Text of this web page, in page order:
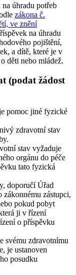
úhradu potřeb
zákona č.
ve znění
na úhradu
pojištění,
a dítě, které je v
děti nebo mládež.
(podat žádost
pomoc jiné fyzické
zdravotní stav
stav vyžaduje
orgánu do péče
tato fyzická
doporučí Úřad
zákonnému zástupci,
pokud pobyt
ji v řízení
o příspěvku
svému zdravotnímu
je ustanoven
posudku